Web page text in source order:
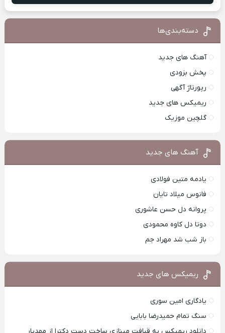
دسته‌بندی‌ها
آهنگ های جدید
پخش بزودی
رپورتاژ آگهی
ریمیکس های جدید
گلچین موزیک
آهنگ های جدید
یادمه متین فولادی
فانوس میلاد تایان
پروانه دل حسن عاشوری
دوتا دل کاوه محمودی
باز شب شد مهراد جم
ریمیکس های جدید
یادگاری امین سوری
سنگ تمام حمیدرضا بابایی